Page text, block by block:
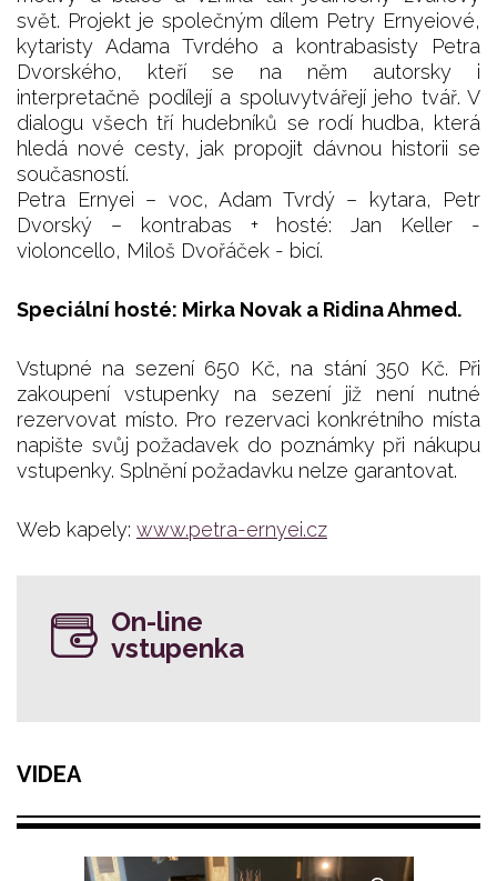
svět. Projekt je společným dílem Petry Ernyeiové,
kytaristy Adama Tvrdého a kontrabasisty Petra
Dvorského, kteří se na něm autorsky i
interpretačně podílejí a spoluvytvářejí jeho tvář. V
dialogu všech tří hudebníků se rodí hudba, která
hledá nové cesty, jak propojit dávnou historii se
současností.
Petra Ernyei – voc, Adam Tvrdý – kytara, Petr
Dvorský – kontrabas + hosté: Jan Keller -
violoncello, Miloš Dvořáček - bicí.
Speciální hosté: Mirka Novak a Ridina Ahmed.
Vstupné na sezení 650 Kč, na stání 350 Kč. Při
zakoupení vstupenky na sezení již není nutné
rezervovat místo. Pro rezervaci konkrétního místa
napište svůj požadavek do poznámky při nákupu
vstupenky. Splnění požadavku nelze garantovat.
Web kapely: www.petra-ernyei.cz
On-line
vstupenka
VIDEA